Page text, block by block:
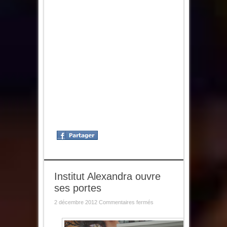
Institut Alexandra ouvre
ses portes
2 décembre 2012 Commentaires ferméssur
ouvre